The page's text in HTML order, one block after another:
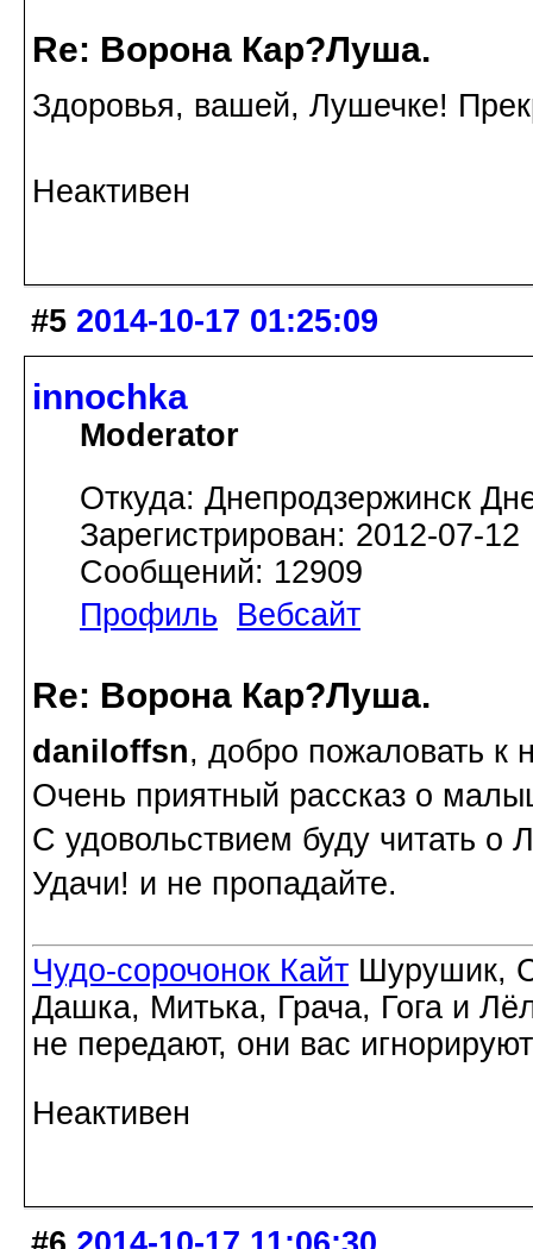
Re: Ворона Кар?Луша.
Здоровья, вашей, Лушечке!
Неактивен
#5 2014-10-17 01:25:09
innochka
Moderator
Откуда: Днепродзержинск
Зарегистрирован: 2012-07-12
Сообщений: 12909
Профиль
Вебсайт
Re: Ворона Кар?Луша.
daniloffsn, добро пожаловать к
Очень приятный рассказ о
С удовольствием буду читать
Удачи! и не пропадайте.
Чудо-сорочонок Кайт Шурушик,
Дашка, Митька, Грача, Гога и
не передают, они вас игнорируют
Неактивен